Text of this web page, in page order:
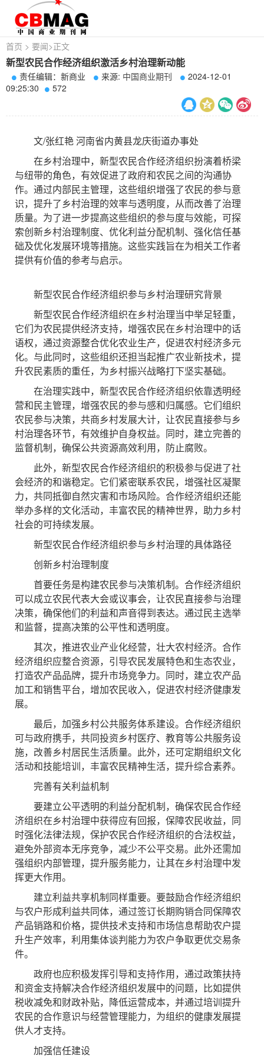
首页 > 要闻>正文
新型农民合作经济组织激活乡村治理新动能
责任编辑：新商业 来源: 中国商业期刊
2024-12-01
09:25:30
572
文/张红艳 河南省内黄县龙庆街道办事处
在乡村治理中，新型农民合作经济组织扮演着桥梁
与纽带的角色，有效促进了政府和农民之间的沟通协
作。通过内部民主管理，这些组织增强了农民的参与意
识，提升了乡村治理的效率与透明度，从而改善了治理
质量。为了进一步提高这些组织的参与度与效能，可探
索创新乡村治理制度、优化利益分配机制、强化信任基
础及优化发展环境等措施。这些实践旨在为相关工作者
提供有价值的参考与启示。
新型农民合作经济组织参与乡村治理研究背景
新型农民合作经济组织在乡村治理当中举足轻重，
它们为农民提供经济支持，增强农民在乡村治理中的话
语权，通过资源整合优化农业生产，促进农村经济多元
化。与此同时，这些组织还担当起推广农业新技术，提
升农民素质的重任，为乡村振兴战略打下坚实基础。
在治理实践中，新型农民合作经济组织依靠透明经
营和民主管理，增强农民的参与感和归属感。它们组织
农民参与决策，共商乡村发展大计，让农民直接参与乡
村治理各环节，有效维护自身权益。同时，建立完善的
监督机制，确保公共资源高效利用，防止腐败。
此外，新型农民合作经济组织的积极参与促进了社
会经济的和谐稳定。它们紧密联系农民，增强社区凝聚
力，共同抵御自然灾害和市场风险。合作经济组织还能
举办多样的文化活动，丰富农民的精神世界，助力乡村
社会的可持续发展。
新型农民合作经济组织参与乡村治理的具体路径
创新乡村治理制度
首要任务是构建农民参与决策机制。合作经济组织
可以成立农民代表大会或议事会，让农民直接参与治理
决策，确保他们的利益和声音得到表达。通过民主选举
和监督，提高决策的公平性和透明度。
其次，推进农业产业化经营，壮大农村经济。合作
经济组织应整合资源，引导农民发展特色和生态农业，
打造农产品品牌，提升市场竞争力。同时，建立农产品
加工和销售平台，增加农民收入，促进农村经济健康发
展。
最后，加强乡村公共服务体系建设。合作经济组织
可与政府携手，共同投资乡村医疗、教育等公共服务设
施，改善乡村居民生活质量。此外，还可定期组织文化
活动和技能培训，丰富农民精神生活，提升综合素养。
完善有关利益机制
要建立公平透明的利益分配机制，确保农民合作经
济组织在乡村治理中获得应有回报，保障农民收益，同
时强化法律法规，保护农民合作经济组织的合法权益，
避免外部资本无序竞争，减少不公平交易。此外还需加
强组织内部管理，提升服务能力，让其在乡村治理中发
挥更大作用。
建立利益共享机制同样重要。要鼓励合作经济组织
与农户形成利益共同体，通过签订长期购销合同保障农
产品销路和价格，提供技术支持和市场信息帮助农户提
升生产效率，利用集体谈判能力为农户争取更优交易条
件。
政府也应积极发挥引导和支持作用，通过政策扶持
和资金支持解决合作经济组织发展中的问题，比如提供
税收减免和财政补贴，降低运营成本，并通过培训提升
农民的合作意识与经营管理能力，为组织的健康发展提
供人才支持。
加强信任建设